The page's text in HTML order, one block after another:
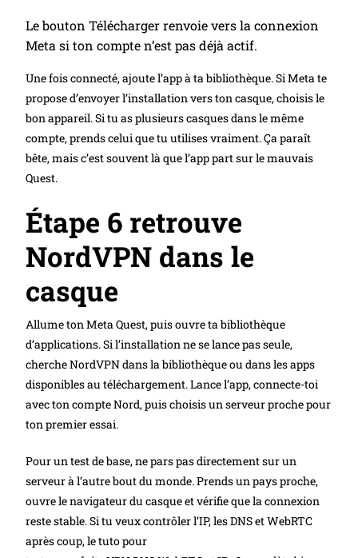
Le bouton Télécharger renvoie vers la connexion
Meta si ton compte n’est pas déjà actif.
Une fois connecté, ajoute l’app à ta bibliothèque. Si Meta te
propose d’envoyer l’installation vers ton casque, choisis le
bon appareil. Si tu as plusieurs casques dans le même
compte, prends celui que tu utilises vraiment. Ça paraît
bête, mais c’est souvent là que l’app part sur le mauvais
Quest.
Étape 6 retrouve
NordVPN dans le
casque
Allume ton Meta Quest, puis ouvre ta bibliothèque
d’applications. Si l’installation ne se lance pas seule,
cherche NordVPN dans la bibliothèque ou dans les apps
disponibles au téléchargement. Lance l’app, connecte-toi
avec ton compte Nord, puis choisis un serveur proche pour
ton premier essai.
Pour un test de base, ne pars pas directement sur un
serveur à l’autre bout du monde. Prends un pays proche,
ouvre le navigateur du casque et vérifie que la connexion
reste stable. Si tu veux contrôler l’IP, les DNS et WebRTC
après coup, le tuto pour